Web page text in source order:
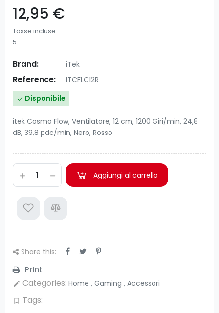
12,95 €
Tasse incluse
5
Brand: iTek
Reference: ITCFLC12R
 Disponibile
itek Cosmo Flow, Ventilatore, 12 cm, 1200 Giri/min, 24,8
dB, 39,8 pdc/min, Nero, Rosso
Aggiungi al carrello
Share this:
Print
edit Categories: Home , Gaming , Accessori
bookmark_border Tags: